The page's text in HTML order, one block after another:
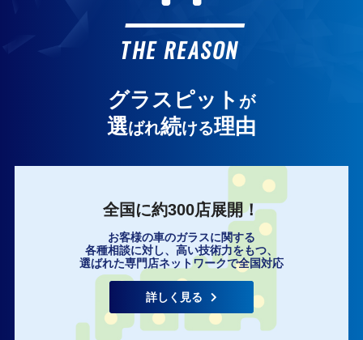
THE REASON
グラスピット が
選ばれ続ける理由
全国に約300店展開！
お客様の車のガラスに関する
各種相談に対し、高い技術力をもつ、
選ばれた専門店ネットワークで全国対応
詳しく見る